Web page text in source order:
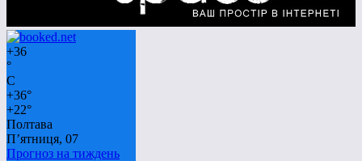
+36
°
C
+36°
+22°
Полтава
П’ятниця, 07
Прогноз на тиждень